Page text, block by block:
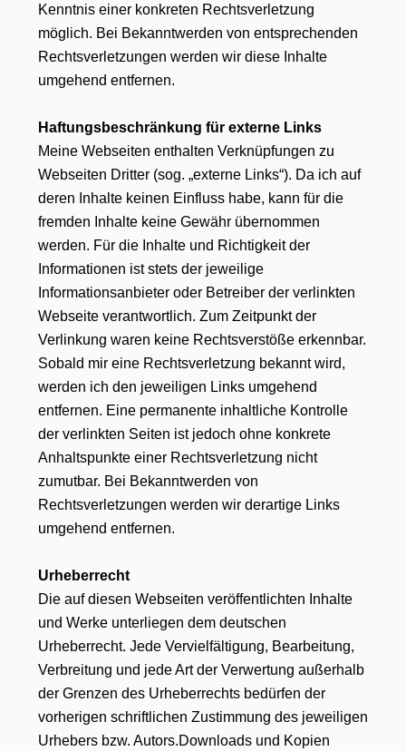
Kenntnis einer konkreten Rechtsverletzung
möglich. Bei Bekanntwerden von entsprechenden
Rechtsverletzungen werden wir diese Inhalte
umgehend entfernen.
Haftungsbeschränkung für externe Links
Meine Webseiten enthalten Verknüpfungen zu
Webseiten Dritter (sog. „externe Links“). Da ich auf
deren Inhalte keinen Einfluss habe, kann für die
fremden Inhalte keine Gewähr übernommen
werden. Für die Inhalte und Richtigkeit der
Informationen ist stets der jeweilige
Informationsanbieter oder Betreiber der verlinkten
Webseite verantwortlich. Zum Zeitpunkt der
Verlinkung waren keine Rechtsverstöße erkennbar.
Sobald mir eine Rechtsverletzung bekannt wird,
werden ich den jeweiligen Links umgehend
entfernen. Eine permanente inhaltliche Kontrolle
der verlinkten Seiten ist jedoch ohne konkrete
Anhaltspunkte einer Rechtsverletzung nicht
zumutbar. Bei Bekanntwerden von
Rechtsverletzungen werden wir derartige Links
umgehend entfernen.
Urheberrecht
Die auf diesen Webseiten veröffentlichten Inhalte
und Werke unterliegen dem deutschen
Urheberrecht. Jede Vervielfältigung, Bearbeitung,
Verbreitung und jede Art der Verwertung außerhalb
der Grenzen des Urheberrechts bedürfen der
vorherigen schriftlichen Zustimmung des jeweiligen
Urhebers bzw. Autors.Downloads und Kopien